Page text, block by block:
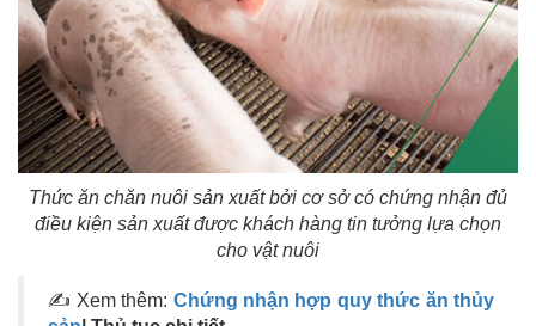
Thức ăn chăn nuôi sản xuất bởi cơ sở có chứng nhận đủ
điều kiện sản xuất được khách hàng tin tưởng lựa chọn
cho vật nuôi
✍ Xem thêm: Chứng nhận hợp quy thức ăn thủy